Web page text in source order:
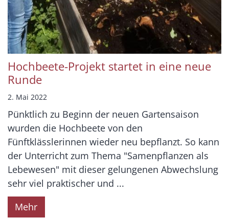
Hochbeete-Projekt startet in eine neue
Runde
2. Mai 2022
Pünktlich zu Beginn der neuen Gartensaison
wurden die Hochbeete von den
Fünftklässlerinnen wieder neu bepflanzt. So kann
der Unterricht zum Thema "Samenpflanzen als
Lebewesen" mit dieser gelungenen Abwechslung
sehr viel praktischer und ...
Mehr